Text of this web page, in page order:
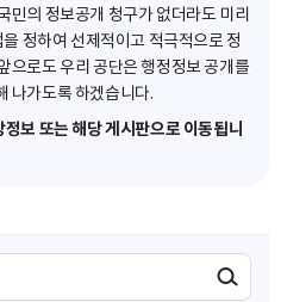
민의 정보공개 청구가 없더라도 미리
정하여 선제적이고 적극적으로 정
으로도 우리 공단은 행정정보 공개를
나가도록 하겠습니다.
보 또는 해당 게시판으로 이동됩니
검색실행